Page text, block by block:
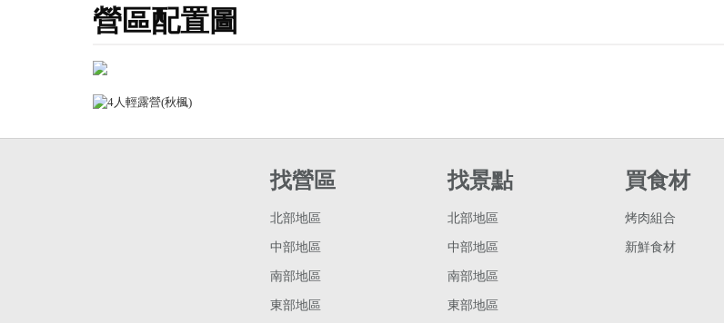
營區配置圖
找營區
北部地區
中部地區
南部地區
東部地區
找景點
北部地區
中部地區
南部地區
東部地區
買食材
烤肉組合
新鮮食材